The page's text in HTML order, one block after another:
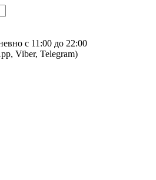
с 11:00 до 22:00
Viber, Telegram)